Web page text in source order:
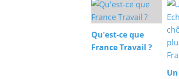
Qu'est-ce que
France Travail ?